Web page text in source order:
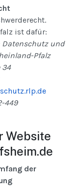
ist dafür:
Datenschutz und
Pfalz
34
449
Website
der